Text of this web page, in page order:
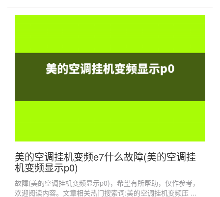
美的空调挂机变频e7什么故障(美的空调挂
机变频显示p0)
故障(美的空调挂机变频显示p0)，希望有所帮助，仅作参考，
欢迎阅读内容。文章相关热门搜索词:美的空调挂机变频压 ...